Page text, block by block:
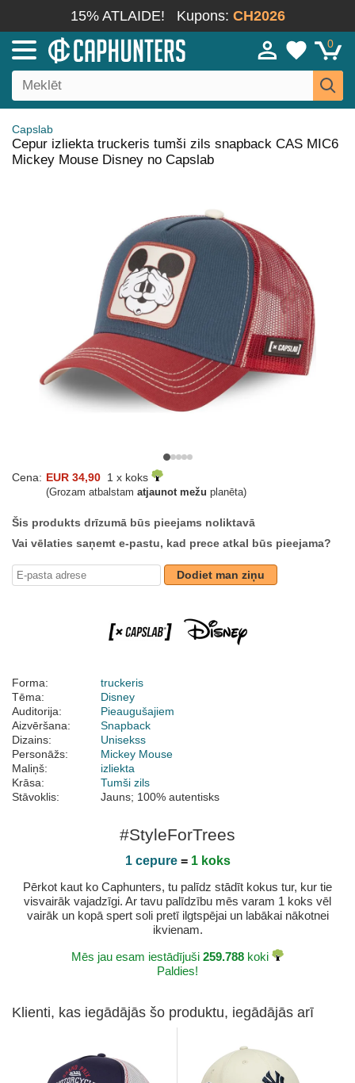
15% ATLAIDE! Kupons: CH2026
0
Capslab
Cepur izliekta truckeris tumši zils snapback CAS MIC6
Mickey Mouse Disney no Capslab
Cena: EUR 34,90 1 x koks
(Grozam atbalstam atjaunot mežu planēta)
Šis produkts drīzumā būs pieejams noliktavā
Vai vēlaties saņemt e-pastu, kad prece atkal būs pieejama?
Dodiet man ziņu
Forma:
truckeris
Tēma:
Disney
Auditorija:
Pieaugušajiem
Aizvēršana:
Snapback
Dizains:
Unisekss
Personāžs:
Mickey Mouse
Maliņš:
izliekta
Krāsa:
Tumši zils
Stāvoklis:
Jauns; 100% autentisks
#StyleForTrees
1 cepure= 1 koks
Pērkot kaut ko Caphunters, tu palīdz stādīt kokus tur, kur tie
visvairāk vajadzīgi. Ar tavu palīdzību mēs varam 1 koks vēl
vairāk un kopā spert soli pretī ilgtspējai un labākai nākotnei
ikvienam.
Mēs jau esam iestādījuši 259.788 koki
Paldies!
Klienti, kas iegādājās šo produktu, iegādājās arī